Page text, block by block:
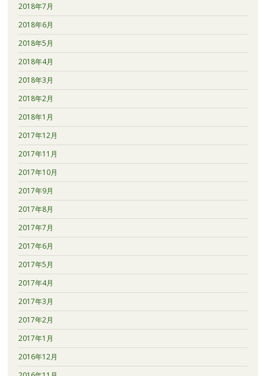
2018年7月
2018年6月
2018年5月
2018年4月
2018年3月
2018年2月
2018年1月
2017年12月
2017年11月
2017年10月
2017年9月
2017年8月
2017年7月
2017年6月
2017年5月
2017年4月
2017年3月
2017年2月
2017年1月
2016年12月